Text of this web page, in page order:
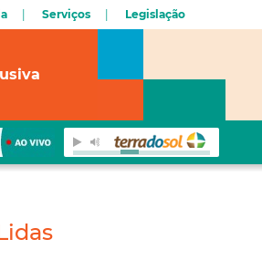
Serviços Legislação